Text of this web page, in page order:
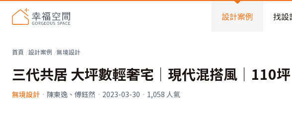
老
設計案例 找設
首頁 設計案例 無境設計
三代共居 大坪數輕奢宅｜現代混搭風｜110坪
無境設計 · 陳東逸、傅鈺然 · 2023-03-30 · 1,058 人氣